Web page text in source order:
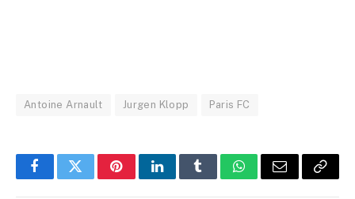
Antoine Arnault Jurgen Klopp Paris FC
FacebookTwitterPinterestLinkedInTumblrWhatsApp
Email Copy